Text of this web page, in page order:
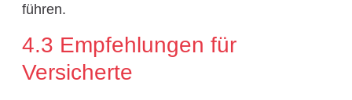
führen.
4.3 Empfehlungen für
Versicherte